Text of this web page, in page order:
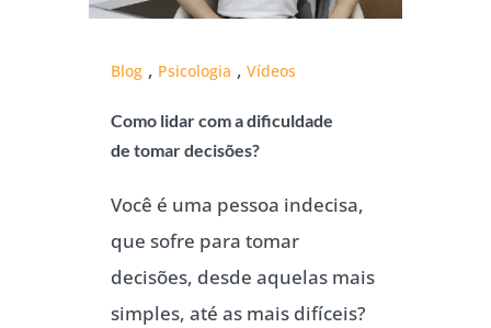
Blog , Psicologia , Vídeos
Como lidar com a dificuldade
de tomar decisões?
Você é uma pessoa indecisa,
que sofre para tomar
decisões, desde aquelas mais
simples, até as mais difíceis?